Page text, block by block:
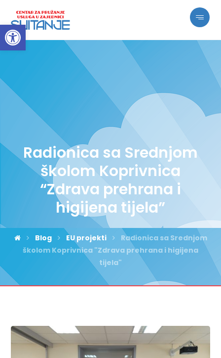
Open toolbar
Radionica sa Srednjom
školom Koprivnica
“Zdrava prehrana i
higijena tijela”
Blog EU projekti
Radionica sa Srednjom
školom Koprivnica "Zdrava prehrana i higijena
tijela"